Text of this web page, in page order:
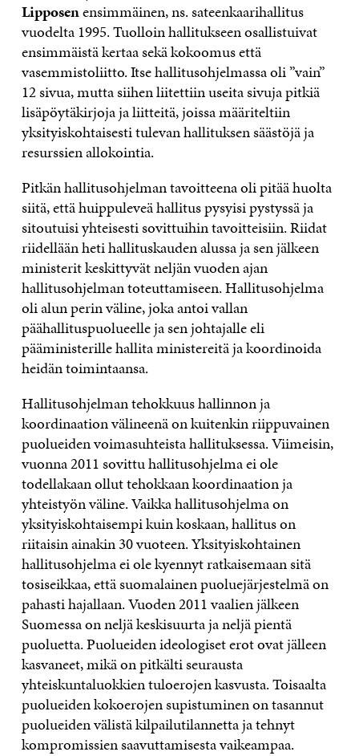
Lipposenensimmäinen, ns. sateenkaarihallitus
vuodelta 1995. Tuolloin hallitukseen osallistuivat
ensimmäistä kertaa sekä kokoomus että
vasemmistoliitto. Itse hallitusohjelmassa oli ”vain”
12 sivua, mutta siihen liitettiin useita sivuja pitkiä
lisäpöytäkirjoja ja liitteitä, joissa määriteltiin
yksityiskohtaisesti tulevan hallituksen säästöjä ja
resurssien allokointia.
Pitkän hallitusohjelman tavoitteena oli pitää huolta
siitä, että huippuleveä hallitus pysyisi pystyssä ja
sitoutuisi yhteisesti sovittuihin tavoitteisiin. Riidat
riidellään heti hallituskauden alussa ja sen jälkeen
ministerit keskittyvät neljän vuoden ajan
hallitusohjelman toteuttamiseen. Hallitusohjelma
oli alun perin väline, joka antoi vallan
päähallituspuolueelle ja sen johtajalle eli
pääministerille hallita ministereitä ja koordinoida
heidän toimintaansa.
Hallitusohjelman tehokkuus hallinnon ja
koordinaation välineenä on kuitenkin riippuvainen
puolueiden voimasuhteista hallituksessa. Viimeisin,
vuonna 2011 sovittu hallitusohjelma ei ole
todellakaan ollut tehokkaan koordinaation ja
yhteistyön väline. Vaikka hallitusohjelma on
yksityiskohtaisempi kuin koskaan, hallitus on
riitaisin ainakin 30 vuoteen. Yksityiskohtainen
hallitusohjelma ei ole kyennyt ratkaisemaan sitä
tosiseikkaa, että suomalainen puoluejärjestelmä on
pahasti hajallaan. Vuoden 2011 vaalien jälkeen
Suomessa on neljä keskisuurta ja neljä pientä
puoluetta. Puolueiden ideologiset erot ovat jälleen
kasvaneet, mikä on pitkälti seurausta
yhteiskuntaluokkien tuloerojen kasvusta. Toisaalta
puolueiden kokoerojen supistuminen on tasannut
puolueiden välistä kilpailutilannetta ja tehnyt
kompromissien saavuttamisesta vaikeampaa.